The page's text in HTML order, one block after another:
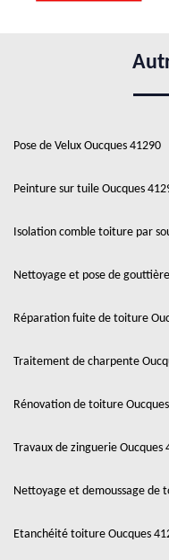
Pose de Velux Oucques 41290
Peinture sur tuile Oucques
Isolation comble toiture par
Nettoyage et pose de
Réparation fuite de toiture
Traitement de charpente
Rénovation de toiture
Travaux de zinguerie Oucques
Nettoyage et demoussage de
Etanchéité toiture Oucques